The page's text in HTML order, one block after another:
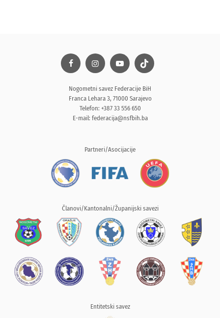
Nogometni savez Federacije BiH
Franca Lehara 3, 71000 Sarajevo
Telefon: +387 33 556 650
E-mail: federacija@nsfbih.ba
Partneri/Asocijacije
Članovi/Kantonalni/Županijski savezi
Entitetski savez